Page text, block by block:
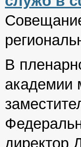
В
академии
директор